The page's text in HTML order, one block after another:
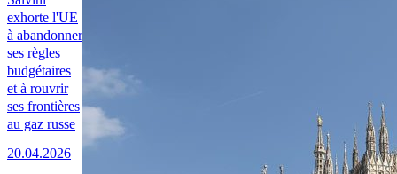
exhorte l'UE
à abandonner
ses règles
budgétaires
et à rouvrir
ses frontières
au gaz russe
20.04.2026